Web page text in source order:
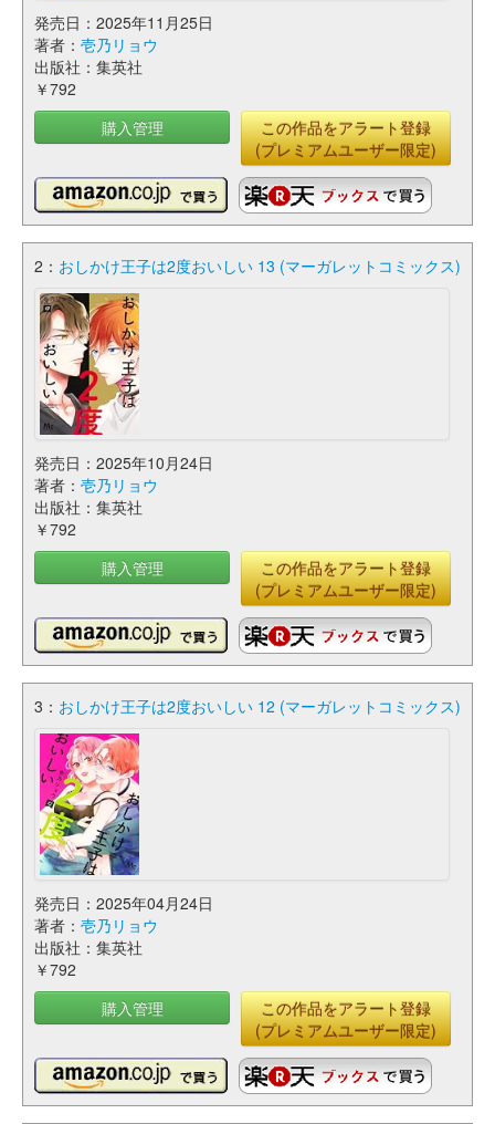
発売日：2025年11月25日
著者： 壱乃リョウ
出版社：集英社
￥792
購入管理
この作品をアラート登録
(プレミアムユーザー限定)
2： おしかけ王子は2度おいしい 13 (マーガレットコミックス)
発売日：2025年10月24日
著者： 壱乃リョウ
出版社：集英社
￥792
購入管理
この作品をアラート登録
(プレミアムユーザー限定)
3： おしかけ王子は2度おいしい 12 (マーガレットコミックス)
発売日：2025年04月24日
著者： 壱乃リョウ
出版社：集英社
￥792
購入管理
この作品をアラート登録
(プレミアムユーザー限定)